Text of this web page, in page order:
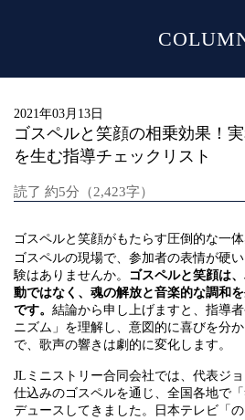
2021年03月13日
ゴスペルと笑顔の相乗効果！
を生む指導チェックリスト
読了 約5分（2,423字）
ゴスペルと笑顔がもたらす圧倒的な一
ゴスペルの現場で、参加者の表情が硬
験はありませんか。 ゴスペルと笑顔は
動ではなく、魂の解放と音楽的な調和
です。 結論から申し上げますと、指導
ニズム」を理解し、意図的に喜びを分
で、歌声の響きは劇的に変化します。
JLミニストリー合同会社では、代表ジ
仕込みのゴスペルを通じ、全国各地で
デュースしてきました。日本テレビ「